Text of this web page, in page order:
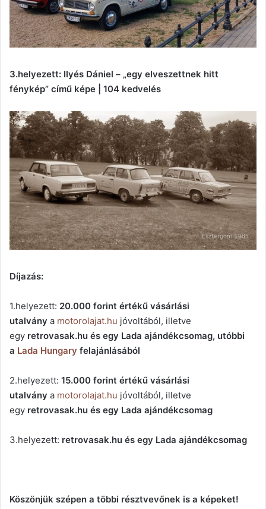
3.helyezett: Ilyés Dániel – „egy elveszettnek hitt
fénykép” című képe | 104 kedvelés
Díjazás:
1.helyezett: 20.000 forint értékű vásárlási
utalvány a motorolajat.hu jóvoltából, illetve
egy retrovasak.hu és egy Lada ajándékcsomag, utóbbi
a Lada Hungary felajánlásából
2.helyezett: 15.000 forint értékű vásárlási
utalvány a motorolajat.hu jóvoltából, illetve
egy retrovasak.hu és egy Lada ajándékcsomag
3.helyezett: retrovasak.hu és egy Lada ajándékcsomag
Köszönjük szépen a többi résztvevőnek is a képeket!